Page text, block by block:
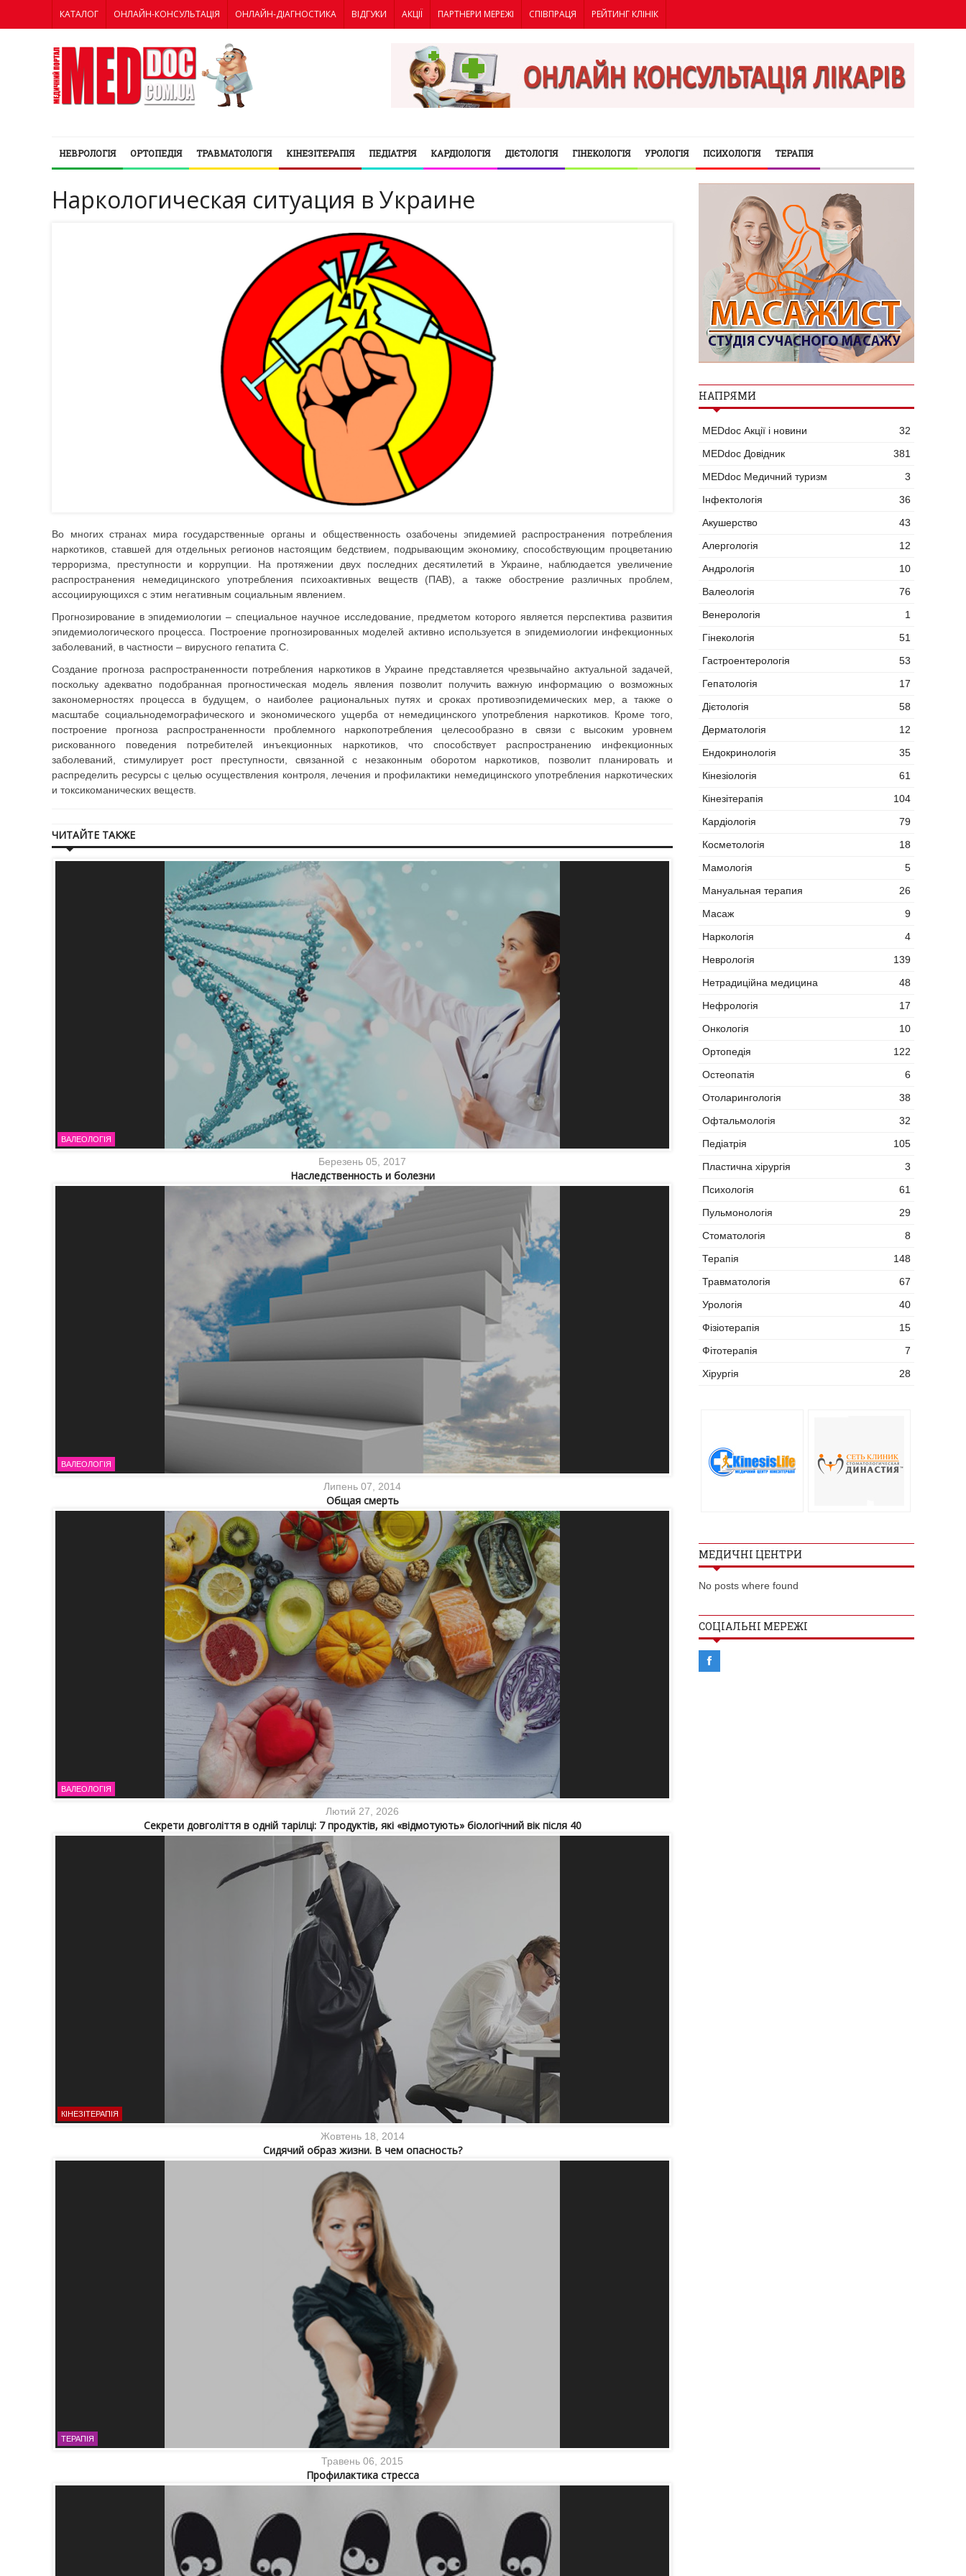
КАТАЛОГ ОНЛАЙН-КОНСУЛЬТАЦІЯ ОНЛАЙН-ДІАГНОСТИКА ВІДГУКИ АКЦІЇ ПАРТНЕРИ МЕРЕЖІ СПІВПРАЦЯ РЕЙТИНГ КЛІНІК
НЕВРОЛОГІЯ ОРТОПЕДІЯ ТРАВМАТОЛОГІЯ КІНЕЗІТЕРАПІЯ ПЕДІАТРІЯ КАРДІОЛОГІЯ ДІЄТОЛОГІЯ ГІНЕКОЛОГІЯ УРОЛОГІЯ ПСИХОЛОГІЯ ТЕРАПІЯ
Наркологическая ситуация в Украине
Во многих странах мира государственные органы и общественность озабочены эпидемией распространения потребления
наркотиков, ставшей для отдельных регионов настоящим бедствием, подрывающим экономику, способствующим процветанию
терроризма, преступности и коррупции. На протяжении двух последних десятилетий в Украине, наблюдается увеличение
распространения немедицинского употребления психоактивных веществ (ПАВ), а также обострение различных проблем,
ассоциирующихся с этим негативным социальным явлением.
Прогнозирование в эпидемиологии – специальное научное исследование, предметом которого является перспектива развития
эпидемиологического процесса. Построение прогнозированных моделей активно используется в эпидемиологии инфекционных
заболеваний, в частности – вирусного гепатита С.
Создание прогноза распространенности потребления наркотиков в Украине представляется чрезвычайно актуальной задачей,
поскольку адекватно подобранная прогностическая модель явления позволит получить важную информацию о возможных
закономерностях процесса в будущем, о наиболее рациональных путях и сроках противоэпидемических мер, а также о
масштабе социальнодемографического и экономического ущерба от немедицинского употребления наркотиков. Кроме того,
построение прогноза распространенности проблемного наркопотребления целесообразно в связи с высоким уровнем
рискованного поведения потребителей инъекционных наркотиков, что способствует распространению инфекционных
заболеваний, стимулирует рост преступности, связанной с незаконным оборотом наркотиков, позволит планировать и
распределить ресурсы с целью осуществления контроля, лечения и профилактики немедицинского употребления наркотических
и токсикоманических веществ.
ЧИТАЙТЕ ТАКЖЕ
ВАЛЕОЛОГІЯ
Березень 05, 2017
Наследственность и болезни
ВАЛЕОЛОГІЯ
Липень 07, 2014
Общая смерть
ВАЛЕОЛОГІЯ
Лютий 27, 2026
Секрети довголіття в одній тарілці: 7 продуктів, які «відмотують» біологічний вік після 40
КІНЕЗІТЕРАПІЯ
Жовтень 18, 2014
Сидячий образ жизни. В чем опасность?
ТЕРАПІЯ
Травень 06, 2015
Профилактика стресса
НАПРЯМИ
MEDdoc Акції і новини
32
MEDdoc Довідник
381
MEDdoc Медичний туризм
3
Інфектологія
36
Акушерство
43
Алергологія
12
Андрологія
10
Валеологія
76
Венерологія
1
Гінекологія
51
Гастроентерологія
53
Гепатологія
17
Дієтологія
58
Дерматологія
12
Ендокринологія
35
Кінезіологія
61
Кінезітерапія
104
Кардіологія
79
Косметологія
18
Мамологія
5
Мануальная терапия
26
Масаж
9
Наркологія
4
Неврологія
139
Нетрадиційна медицина
48
Нефрологія
17
Онкологія
10
Ортопедія
122
Остеопатія
6
Отоларингологія
38
Офтальмологія
32
Педіатрія
105
Пластична хірургія
3
Психологія
61
Пульмонологія
29
Стоматологія
8
Терапія
148
Травматологія
67
Урологія
40
Фізіотерапія
15
Фітотерапія
7
Хірургія
28
МЕДИЧНІ ЦЕНТРИ
No posts where found
СОЦІАЛЬНІ МЕРЕЖІ